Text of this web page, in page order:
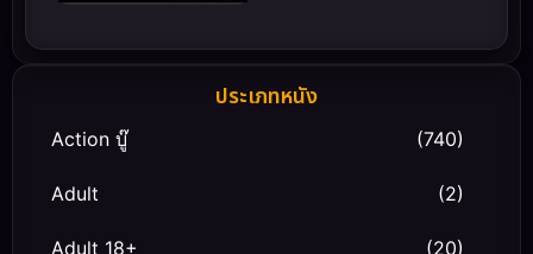
ประเภทหนัง
Action บู๊ (740)
Adult (2)
Adult 18+ (20)